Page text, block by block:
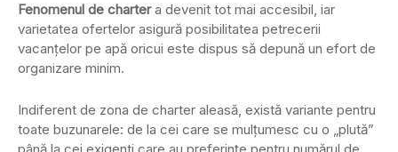
Fenomenul de chartera devenit tot mai accesibil, iar
varietatea ofertelor asigură posibilitatea petrecerii
vacanțelor pe apă oricui este dispus să depună un efort de
organizare minim.
Indiferent de zona de charter aleasă, există variante pentru
toate buzunarele: de la cei care se mulțumesc cu o „plută”